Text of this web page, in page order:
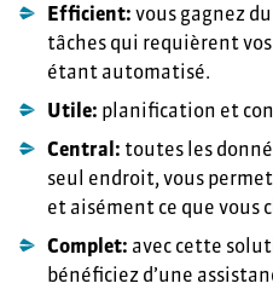
Efficient: vous gagnez
tâches qui requièrent
étant automatisé.
Utile: planification et
Central: toutes les
seul endroit, vous
et aisément ce que vous
Complet: avec cette
bénéficiez d’une
l’administration des postes
contrôle et la planification
base vous accompagne
Et vous restez flexible même
la solution « tout-en-un »
de base CASEnet, éprouvé
tout moment.
CASEnet est un système
possibilités d’interface :
ligne ou à base de fichiers,
bidirectionnelles, nous
d’interfaces. Il n’y a aucun
solution appropriée pour